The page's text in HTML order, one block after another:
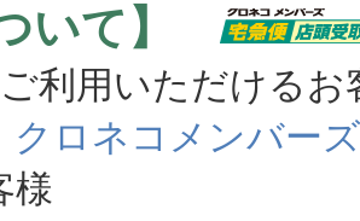
いて】
利用いただけるお
クロネコメンバーズ
様